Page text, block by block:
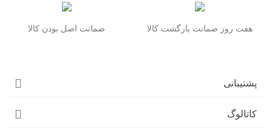
هفت روز ضمانت بازگشت کالا ضمانت اصل بودن کالا
پشتیبانی
کاتالوگ